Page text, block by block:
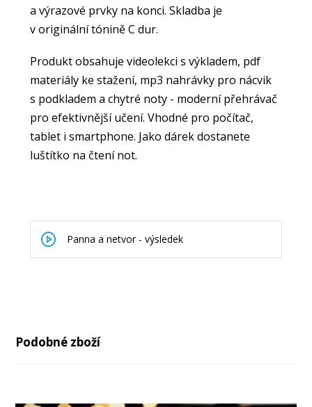
a výrazové prvky na konci. Skladba je
v originální tónině C dur.
Produkt obsahuje videolekci s výkladem, pdf
materiály ke stažení, mp3 nahrávky pro nácvik
s podkladem a chytré noty - moderní přehrávač
pro efektivnější učení. Vhodné pro počítač,
tablet i smartphone. Jako dárek dostanete
luštítko na čtení not.
Panna a netvor - výsledek
Podobné zboží